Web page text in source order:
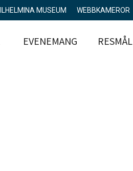
MUSEUM WEBBKAMEROR
EVENEMANG RESMÅL